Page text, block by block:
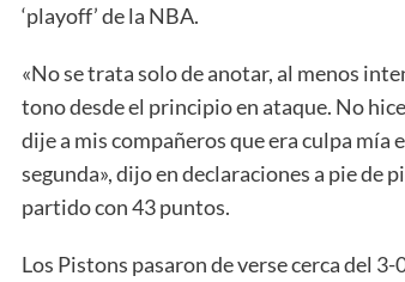
‘playoff’ de la NBA.
«No se trata solo de anotar, al menos
tono desde el principio en ataque. No
dije a mis compañeros que era culpa mía
segunda», dijo en declaraciones a pie de
partido con 43 puntos.
Los Pistons pasaron de verse cerca del